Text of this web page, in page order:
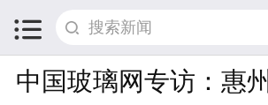

中国玻璃网专访：惠